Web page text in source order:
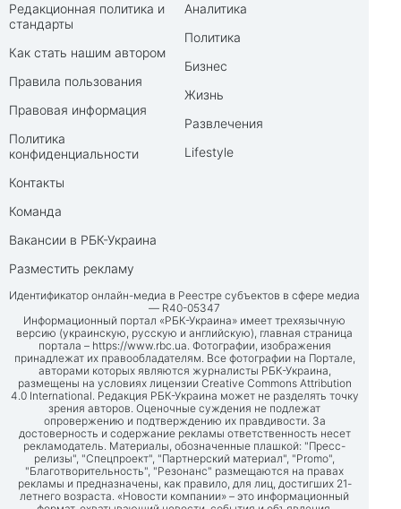
Редакционная политика и
стандарты
Как стать нашим автором
Правила пользования
Правовая информация
Политика
конфиденциальности
Контакты
Команда
Вакансии в РБК-Украина
Разместить рекламу
Аналитика
Политика
Бизнес
Жизнь
Развлечения
Lifestyle
Идентификатор онлайн-медиа в Реестре субъектов в сфере медиа
— R40-05347
Информационный портал «РБК-Украина» имеет трехязычную
версию (украинскую, русскую и английскую), главная страница
портала – https://www.rbc.ua. Фотографии, изображения
принадлежат их правообладателям. Все фотографии на Портале,
авторами которых являются журналисты РБК-Украина,
размещены на условиях лицензии Creative Commons Attribution
4.0 International. Редакция РБК-Украина может не разделять точку
зрения авторов. Оценочные суждения не подлежат
опровержению и подтверждению их правдивости. За
достоверность и содержание рекламы ответственность несет
рекламодатель. Материалы, обозначенные плашкой: "Пресс-
релизы", "Спецпроект", "Партнерский материал", "Promo",
"Благотворительность", "Резонанс" размещаются на правах
рекламы и предназначены, как правило, для лиц, достигших 21-
летнего возраста. «Новости компании» – это информационный